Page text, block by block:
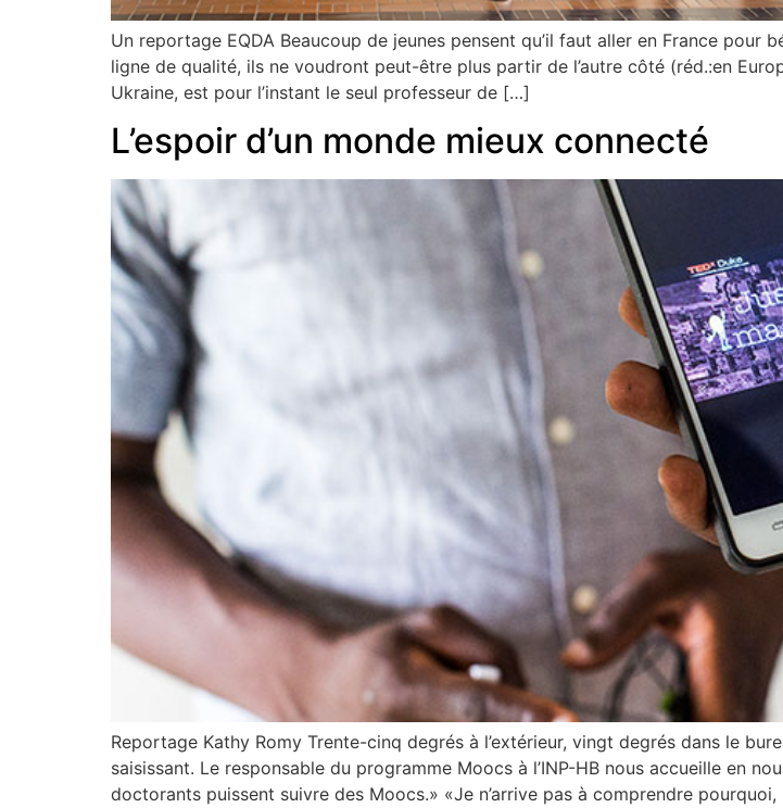
Un reportage EQDA Beaucoup de jeunes pensent qu’il faut aller en France pour
ligne de qualité, ils ne voudront peut-être plus partir de l’autre côté (réd.:en
Ukraine, est pour l’instant le seul professeur de […]
L’espoir d’un monde mieux connecté
Reportage Kathy Romy Trente-cinq degrés à l’extérieur, vingt degrés dans le
saisissant. Le responsable du programme Moocs à l’INP-HB nous accueille en
doctorants puissent suivre des Moocs.» «Je n’arrive pas à comprendre